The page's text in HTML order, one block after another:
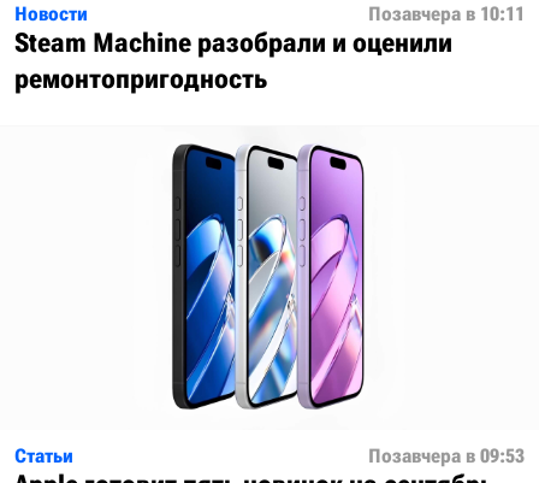
Новости Позавчера в 10:11
Steam Machine разобрали и оценили
ремонтопригодность
Статьи Позавчера в 09:53